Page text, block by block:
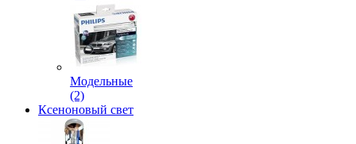
Модельные
(2)
Ксеноновый свет